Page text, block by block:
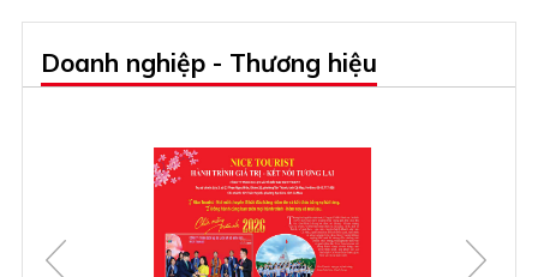
Doanh nghiệp - Thương hiệu